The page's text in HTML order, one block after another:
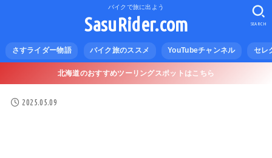
バイクで旅に出よう
SasuRider.com
さすライダー物語 バイク旅のススメ YouTubeチャンネル セレ
SEARCH
北海道のおすすめツーリングスポットはこちら
2025.05.09